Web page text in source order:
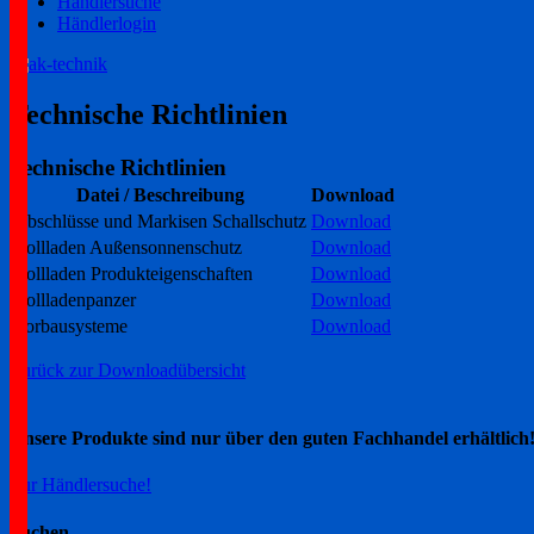
Händlerlogin
ak-technik
Technische Richtlinien
Technische Richtlinien
Datei / Beschreibung
Download
Abschlüsse und Markisen Schallschutz Download
Rollladen Außensonnenschutz
Download
Rollladen Produkteigenschaften
Download
Rollladenpanzer
Download
Vorbausysteme
Download
Zurück zur Downloadübersicht
Unsere Produkte sind nur über den guten Fachhandel erhältlich!
Zur Händlersuche!